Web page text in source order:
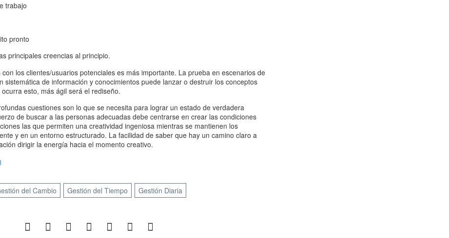
trabajo
pronto
principales creencias al principio.
los clientes/usuarios potenciales es más importante. La prueba en escenarios de
sistemática de información y conocimientos puede lanzar o destruir los conceptos
esto, más ágil será el rediseño.
cuestiones son lo que se necesita para lograr un estado de verdadera
de buscar a las personas adecuadas debe centrarse en crear las condiciones
las que permiten una creatividad ingeniosa mientras se mantienen los
y en un entorno estructurado. La facilidad de saber que hay un camino claro a
dirigir la energía hacia el momento creativo.
del Cambio Gestión del Tiempo Gestión Diaria